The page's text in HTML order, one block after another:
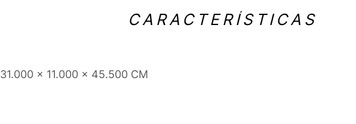
CARACTERÍSTICAS
31.000 x 11.000 x 45.500 CM